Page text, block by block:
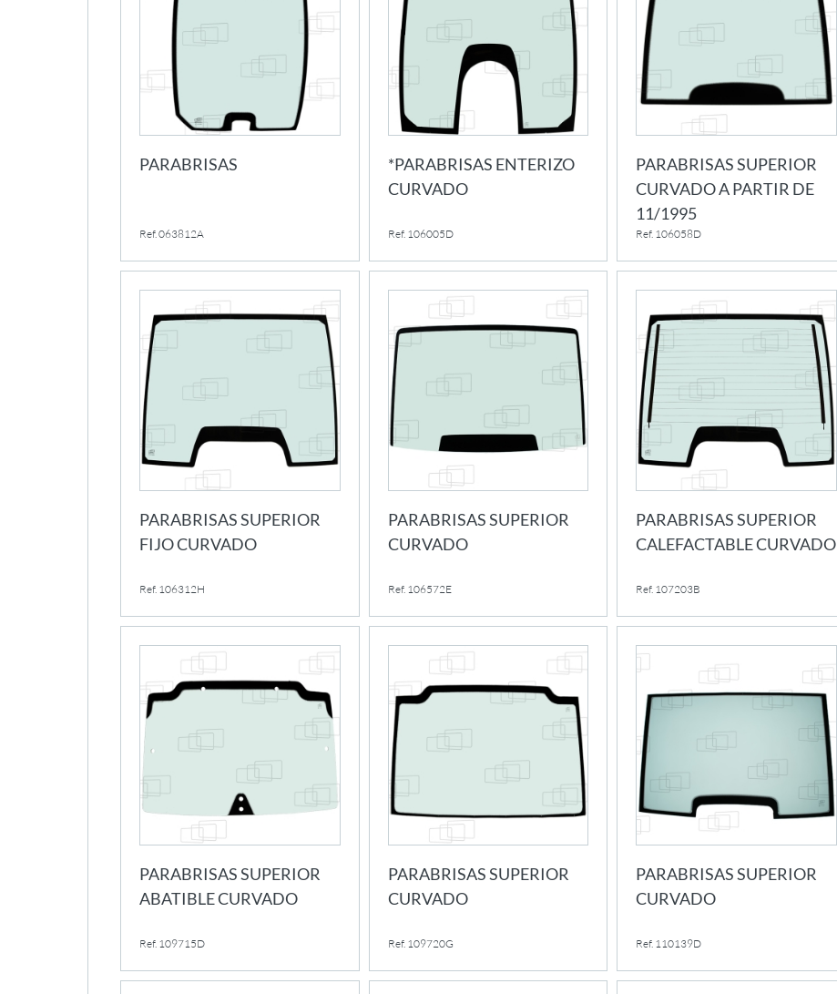
PARABRISAS
Ref. 063812A
*PARABRISAS ENTERIZO
CURVADO
Ref. 106005D
PARABRISAS SUPERIOR
CURVADO A PARTIR DE
11/1995
Ref. 106058D
PARABRISAS SUPERIOR
FIJO CURVADO
Ref. 106312H
PARABRISAS SUPERIOR
CURVADO
Ref. 106572E
PARABRISAS SUPERIOR
CALEFACTABLE CURVADO
Ref. 107203B
PARABRISAS SUPERIOR
ABATIBLE CURVADO
Ref. 109715D
PARABRISAS SUPERIOR
CURVADO
Ref. 109720G
PARABRISAS SUPERIOR
CURVADO
Ref. 110139D